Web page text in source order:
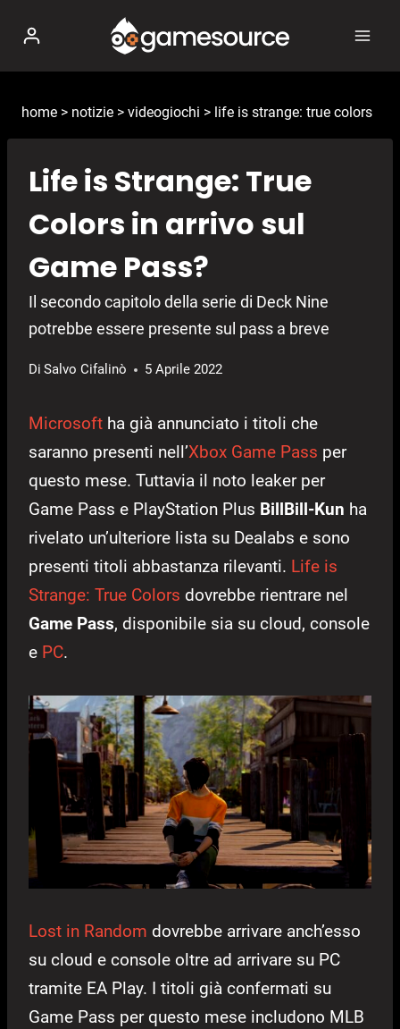
contenuto
home > notizie > videogiochi > life is strange: true colors
Life is Strange: True
Colors in arrivo sul
Game Pass?
Il secondo capitolo della serie di Deck Nine
potrebbe essere presente sul pass a breve
Di Salvo Cifalinò 5 Aprile 2022
Microsoft ha già annunciato i titoli che
saranno presenti nell’Xbox Game Pass per
questo mese. Tuttavia il noto leaker per
Game Pass e PlayStation Plus BillBill-Kun ha
rivelato un’ulteriore lista su Dealabs e sono
presenti titoli abbastanza rilevanti. Life is
Strange: True Colors dovrebbe rientrare nel
Game Pass, disponibile sia su cloud, console
e PC.
Lost in Random dovrebbe arrivare anch’esso
su cloud e console oltre ad arrivare su PC
tramite EA Play. I titoli già confermati su
Game Pass per questo mese includono MLB